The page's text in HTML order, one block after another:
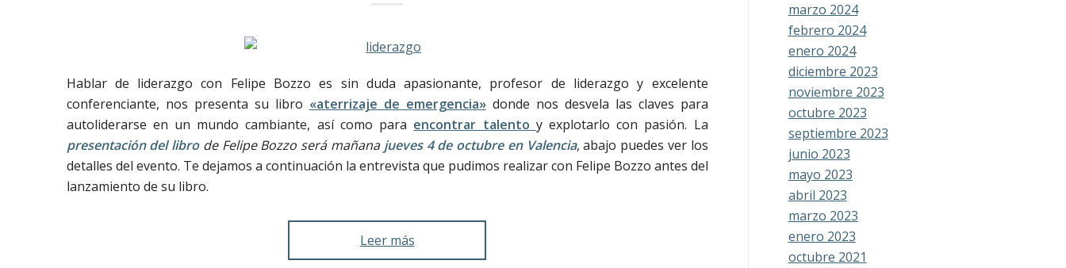
Hablar de liderazgo con Felipe Bozzo es sin duda apasionante, profesor de liderazgo y excelente
conferenciante, nos presenta su libro «aterrizaje de emergencia» donde nos desvela las claves para
autoliderarse en un mundo cambiante, así como para encontrar talento y explotarlo con pasión. La
presentación del librode Felipe Bozzo será mañana jueves 4 de octubre en Valencia, abajo puedes ver los
detalles del evento. Te dejamos a continuación la entrevista que pudimos realizar con Felipe Bozzo antes del
lanzamiento de su libro.
Leer más
marzo 2024
febrero 2024
enero 2024
diciembre 2023
noviembre 2023
octubre 2023
septiembre 2023
junio 2023
mayo 2023
abril 2023
marzo 2023
enero 2023
octubre 2021